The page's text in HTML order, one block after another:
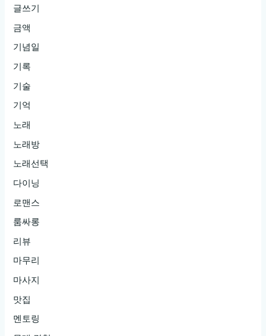
글쓰기
금액
기념일
기록
기술
기억
노래
노래방
노래선택
다이닝
로맨스
룸싸롱
리뷰
마무리
마사지
맛집
멘토링